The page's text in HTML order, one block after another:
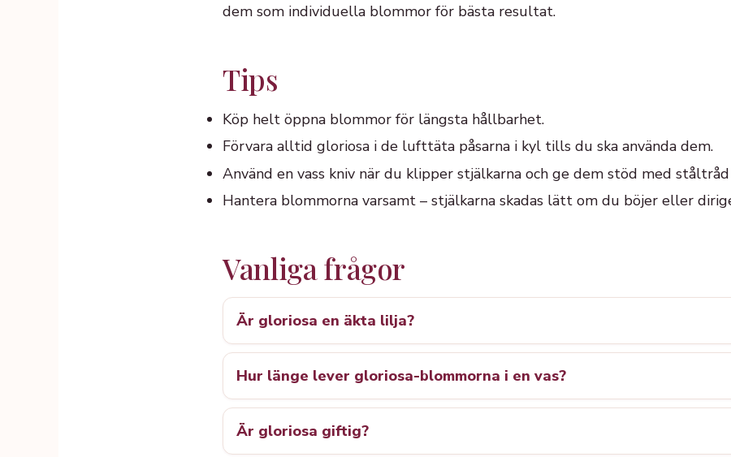
dem som individuella blommor för bästa resultat.
Tips
Köp helt öppna blommor för längsta hållbarhet.
Förvara alltid gloriosa i de lufttäta påsarna i kyl tills du ska använda dem.
Använd en vass kniv när du klipper stjälkarna och ge dem stöd med
Hantera blommorna varsamt – stjälkarna skadas lätt om du böjer eller
Vanliga frågor
Är gloriosa en äkta lilja?
Hur länge lever gloriosa-blommorna i en vas?
Är gloriosa giftig?